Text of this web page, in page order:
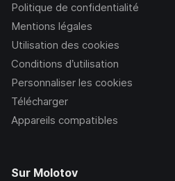
Politique de confidentialité
Mentions légales
Utilisation des cookies
Conditions d’utilisation
Personnaliser les cookies
Télécharger
Appareils compatibles
Sur Molotov